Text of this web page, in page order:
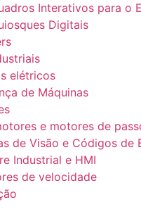
Interativos para o
Digitais
elétricos
de Máquinas
e motores de
de Visão e Códigos de
Industrial e HMI
de velocidade